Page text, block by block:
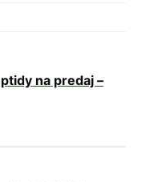
na predaj –